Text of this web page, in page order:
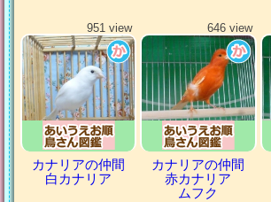
951 view
カナリアの仲間
白カナリア
646 view
カナリアの仲間
赤カナリア
ムフク